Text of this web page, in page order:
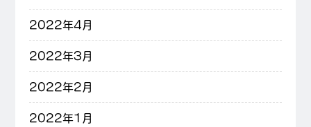
2022年4月
2022年3月
2022年2月
2022年1月